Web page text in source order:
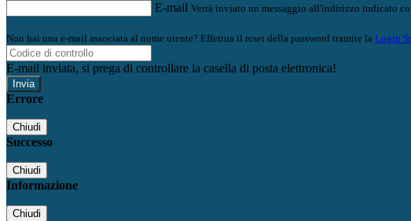
E-mail Verrà inviato un messaggio all'indirizzo indicato
Non hai una e-mail associata al nome utente? Effettua il reset della password tramite la Login
E-mail inviata, si prega di controllare la casella di posta elettronica!
Errore
Chiudi
Successo
Chiudi
Informazione
Chiudi